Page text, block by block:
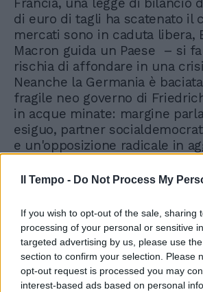
Il Tempo - Do Not Process My
If you wish to opt-out of the sale, sharing
processing of your personal or sensitive
targeted advertising by us, please use
section to confirm your selection. Please
opt-out request is processed you may
interest-based ads based on personal
di euro di tagli ha scatenato il
mercati sono in caduta libera,
Macron guida un Paese – si
rischia di affondare in una
Neanche la Germania è
fragile neo governo di
in acque minate: margine
esiguo, partner
e un'opposizione radicale in